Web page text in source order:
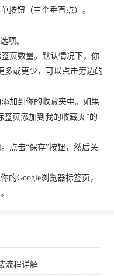
按钮（三个垂直点）。
项。
页数量。默认情况下，你
多或更少，可以点击旁边的
加到你的收藏夹中。如果
签页添加到我的收藏夹”的
点击“保存”按钮，然后关
的Google浏览器标签页，
流程详解